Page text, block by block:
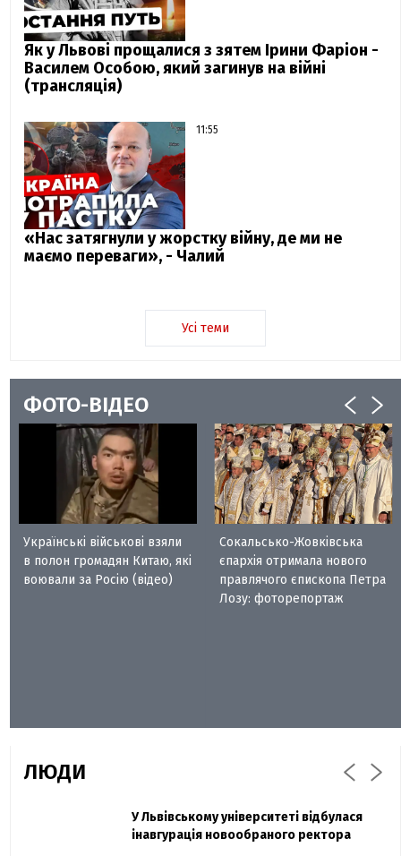
Як у Львові прощалися з зятем Ірини Фаріон -
Василем Особою, який загинув на війні
(трансляція)
11:55
«Нас затягнули у жорстку війну, де ми не
маємо переваги», - Чалий
Усі теми
ФОТО-ВІДЕО
Українські військові взяли
в полон громадян Китаю, які
воювали за Росію (відео)
Сокальсько-Жовківська
єпархія отримала нового
правлячого єпископа Петра
Лозу: фоторепортаж
ЛЮДИ
Павло Дак
«Час не лікує, лише притуплює біль»:
Захисник "Азовсталі" Діанов вдруге
одружився та показав фото з весілля
У Львівському університеті відбулася
інавгурація новообраного ректора